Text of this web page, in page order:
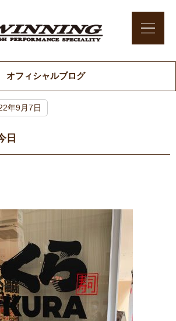
オフィシャルブログ
年9月7日
日